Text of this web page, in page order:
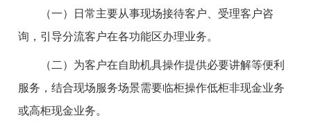
（一）日常主要从事现场接待客户、受理客户咨
询，引导分流客户在各功能区办理业务。
（二）为客户在自助机具操作提供必要讲解等便利
服务，结合现场服务场景需要临柜操作低柜非现金业务
或高柜现金业务。